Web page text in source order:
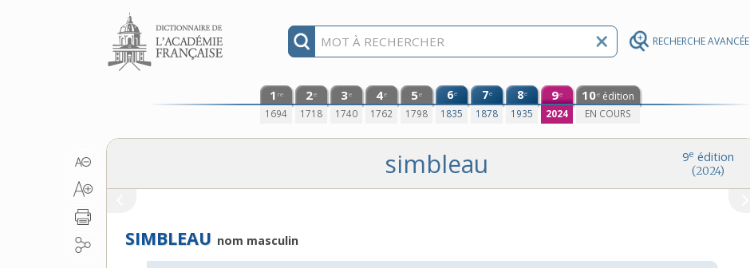
RECHERCHE AVANCÉE
Aller au contenu
1 re
1694
2e
1718
3e
1740
4e
1762
5e
1798
6e
1835
7e
1878
8e
1935
9e
2024
10e édition
EN COURS
9e édition
(2024)
simbleau
SIMBLEAU nom masculin